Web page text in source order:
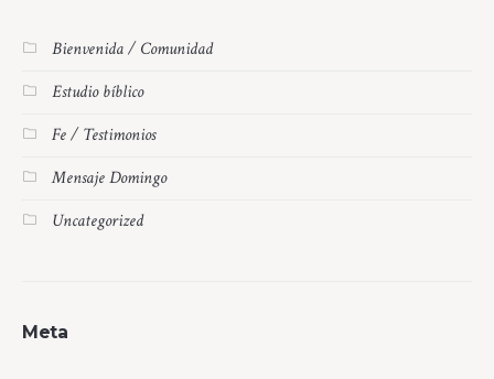
Bienvenida / Comunidad
Estudio bíblico
Fe / Testimonios
Mensaje Domingo
Uncategorized
Meta